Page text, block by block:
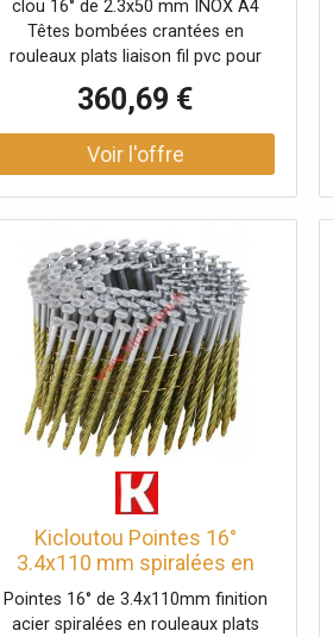
clou 16° de 2.3x50 mm INOX A4
Têtes bombées crantées en
rouleaux plats liaison fil pvc pour
clous
360,69 €
Kicloutou Pointes 16°
3.4x110 mm spiralées en
rouleaux plats fil métal X
1800
Pointes 16° de 3.4x110mm finition
acier spiralées en rouleaux plats